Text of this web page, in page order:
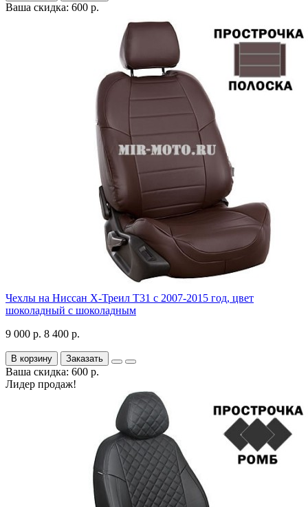
Ваша скидка: 600 р.
Чехлы на Ниссан Х-Треил Т31 с 2007-2015 год, цвет
шоколадный с шоколадным
9 000 р. 8 400 р.
В корзину Заказать
Ваша скидка: 600 р.
Лидер продаж!